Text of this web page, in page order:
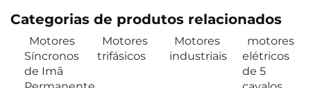
Categorias de produtos relacionados
Motores
Síncronos
de Imã
Motores
trifásicos
Motores
industriais
motores
elétricos
de 5